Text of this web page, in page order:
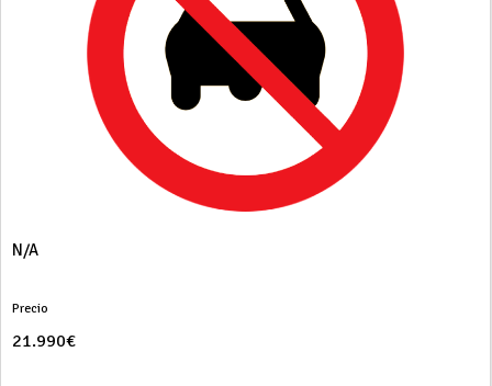
N/A
Precio
21.990€